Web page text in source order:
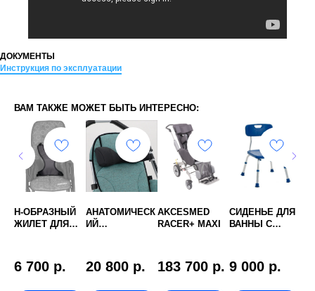
ДОКУМЕНТЫ
Инструкция по эксплуатации
ВАМ ТАКЖЕ МОЖЕТ БЫТЬ ИНТЕРЕСНО:
Н-ОБРАЗНЫЙ
ЖИЛЕТ ДЛЯ
RPRK010
6 700 р.
АНАТОМИЧЕСК
ИЙ
HOGGI BINGO
20 800 р.
AKCESMED
RACER+ MAXI
183 700 р.
СИДЕНЬЕ ДЛЯ
ВАННЫ С
MELBOURNE
9 000 р.